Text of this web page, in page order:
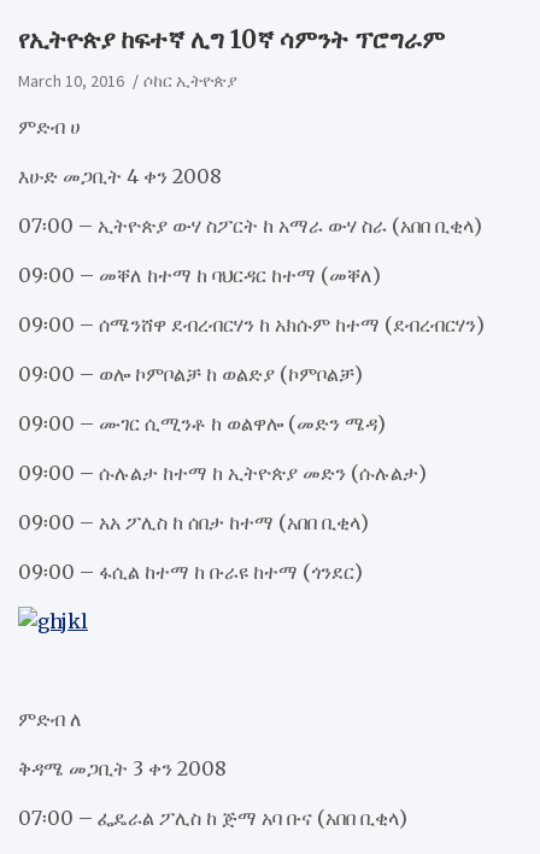
የኢትዮጵያ ከፍተኛ ሊግ 10ኛ ሳምንት ፕሮግራም
March 10, 2016 ሶከር ኢትዮጵያ
ምድብ ሀ
እሁድ መጋቢት 4 ቀን 2008
07፡00 – ኢትዮጵያ ውሃ ስፖርት ከ አማራ ውሃ ስራ (አበበ ቢቂላ)
09፡00 – መቐለ ከተማ ከ ባህርዳር ከተማ (መቐለ)
09፡00 – ሰሜንሸዋ ደብረብርሃን ከ አክሱም ከተማ (ደብረብርሃን)
09፡00 – ወሎ ኮምቦልቻ ከ ወልድያ (ኮምቦልቻ)
09፡00 – ሙገር ሲሚንቶ ከ ወልዋሎ (መድን ሜዳ)
09፡00 – ሱሉልታ ከተማ ከ ኢትዮጵያ መድን (ሱሉልታ)
09፡00 – አአ ፖሊስ ከ ሰበታ ከተማ (አበበ ቢቂላ)
09፡00 – ፋሲል ከተማ ከ ቡራዩ ከተማ (ጎንደር)
ምድብ ለ
ቅዳሜ መጋቢት 3 ቀን 2008
07፡00 – ፌዴራል ፖሊስ ከ ጅማ አባ ቡና (አበበ ቢቂላ)